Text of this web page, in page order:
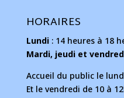
HORAIRES
Lundi: 14 heures à 18
Mardi, jeudi et
Accueil du public le
Et le vendredi de 10 à